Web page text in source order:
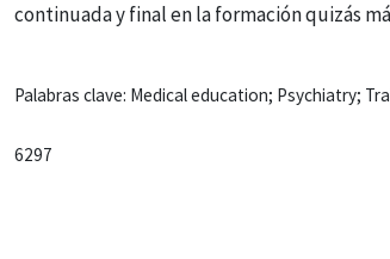
continuada y final en la formación quizás
Palabras clave: Medical education; Psychiatry;
6297